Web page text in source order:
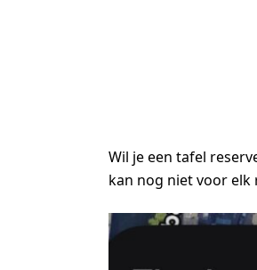
Wil je een tafel
kan nog niet voor elk